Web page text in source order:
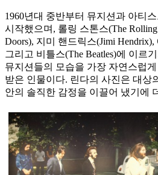
1960년대 중반부터 뮤지션과 아티
시작했으며, 롤링 스톤스(The Rolling
Doors), 지미 핸드릭스(Jimi
그리고 비틀스(The Beatles)에 이르
뮤지션들의 모습을 가장 자연스럽
받은 인물이다. 린다의 사진은 대상
안의 솔직한 감정을 이끌어 냈기에